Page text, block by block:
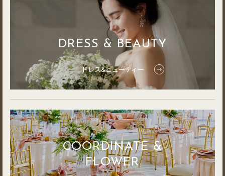
DRESS & BEAUTY
ドレス&ビューティー
COORDINATE &
FLOWER